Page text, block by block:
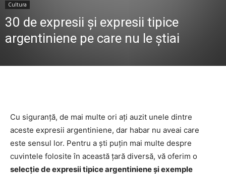
Cultura
30 de expresii și expresii tipice
argentiniene pe care nu le știai
Cu siguranță, de mai multe ori ați auzit unele dintre
aceste expresii argentiniene, dar habar nu aveai care
este sensul lor. Pentru a ști puțin mai multe despre
cuvintele folosite în această țară diversă, vă oferim o
selecție de expresii tipice argentiniene și exemple